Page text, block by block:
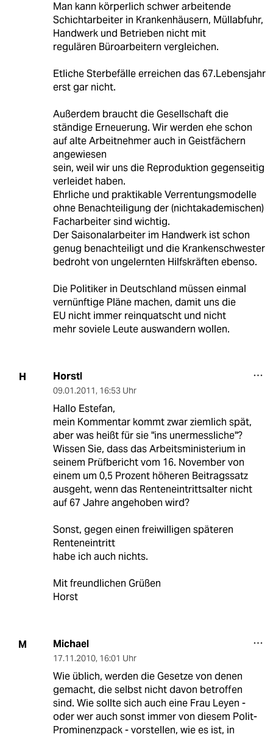
Man kann körperlich schwer arbeitende
Schichtarbeiter in Krankenhäusern, Müllabfuhr,
Handwerk und Betrieben nicht mit
regulären Büroarbeitern vergleichen.
Etliche Sterbefälle erreichen das 67.Lebensjahr
erst gar nicht.
Außerdem braucht die Gesellschaft die
ständige Erneuerung. Wir werden ehe schon
auf alte Arbeitnehmer auch in Geistfächern
angewiesen
sein, weil wir uns die Reproduktion gegenseitig
verleidet haben.
Ehrliche und praktikable Verrentungsmodelle
ohne Benachteiligung der (nichtakademischen)
Facharbeiter sind wichtig.
Der Saisonalarbeiter im Handwerk ist schon
genug benachteiligt und die Krankenschwester
bedroht von ungelernten Hilfskräften ebenso.
Die Politiker in Deutschland müssen einmal
vernünftige Pläne machen, damit uns die
EU nicht immer reinquatscht und nicht
mehr soviele Leute auswandern wollen.
H Horstl
09.01.2011, 16:53 Uhr
Hallo Estefan,
mein Kommentar kommt zwar ziemlich spät,
aber was heißt für sie "ins unermessliche"?
Wissen Sie, dass das Arbeitsministerium in
seinem Prüfbericht vom 16. November von
einem um 0,5 Prozent höheren Beitragssatz
ausgeht, wenn das Renteneintrittsalter nicht
auf 67 Jahre angehoben wird?
Sonst, gegen einen freiwilligen späteren
Renteneintritt
habe ich auch nichts.
Mit freundlichen Grüßen
Horst
M Michael
17.11.2010, 16:01 Uhr
Wie üblich, werden die Gesetze von denen
gemacht, die selbst nicht davon betroffen
sind. Wie sollte sich auch eine Frau Leyen -
oder wer auch sonst immer von diesem Polit-
Prominenzpack - vorstellen, wie es ist, in